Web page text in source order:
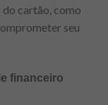
cartão, como
seu
financeiro